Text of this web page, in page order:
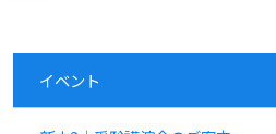
イベント